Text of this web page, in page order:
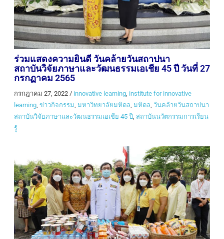
ร่วมแสดงความยินดี วันคล้ายวันสถาปนา
สถาบันวิจัยภาษาและวัฒนธรรมเอเชีย 45 ปี วันที่ 27
กรกฏาคม 2565
กรกฎาคม 27, 2022/ innovative learning, institute for innovative
learning, ข่าวกิจกรรม มหาวิทยาลัยมหิดล มหิดล วันคล้ายวันสถาปนา
สถาบันวิจัยภาษาและวัฒนธรรมเอเชีย 45 ปี สถาบันนวัตกรรมการเรียน
รู้